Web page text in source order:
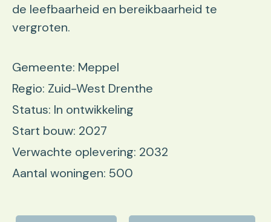
de leefbaarheid en bereikbaarheid te
vergroten.
Gemeente: Meppel
Regio: Zuid-West Drenthe
Status: In ontwikkeling
Start bouw: 2027
Verwachte oplevering: 2032
Aantal woningen: 500